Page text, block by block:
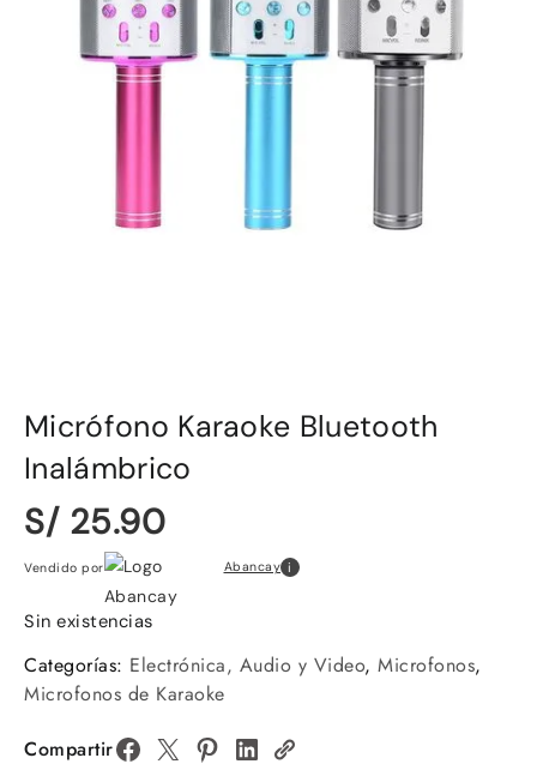
Micrófono Karaoke Bluetooth
Inalámbrico
S/ 25.90
Vendido por Abancay i
Sin existencias
Categorías: Electrónica, Audio y Video, Microfonos,
Microfonos de Karaoke
Compartir